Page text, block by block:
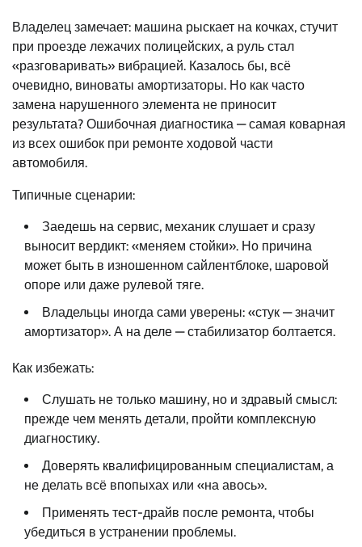
Владелец замечает: машина рыскает на кочках, стучит
при проезде лежачих полицейских, а руль стал
«разговаривать» вибрацией. Казалось бы, всё
очевидно, виноваты амортизаторы. Но как часто
замена нарушенного элемента не приносит
результата? Ошибочная диагностика — самая коварная
из всех ошибок при ремонте ходовой части
автомобиля.
Типичные сценарии:
Заедешь на сервис, механик слушает и сразу
выносит вердикт: «меняем стойки». Но причина
может быть в изношенном сайлентблоке, шаровой
опоре или даже рулевой тяге.
Владельцы иногда сами уверены: «стук — значит
амортизатор». А на деле — стабилизатор болтается.
Как избежать:
Слушать не только машину, но и здравый смысл:
прежде чем менять детали, пройти комплексную
диагностику.
Доверять квалифицированным специалистам, а
не делать всё впопыхах или «на авось».
Применять тест-драйв после ремонта, чтобы
убедиться в устранении проблемы.